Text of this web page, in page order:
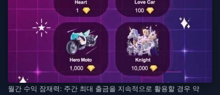
월간 수익 잠재력: 주간 최대 출금을 지속적으로 활용할 경우 약